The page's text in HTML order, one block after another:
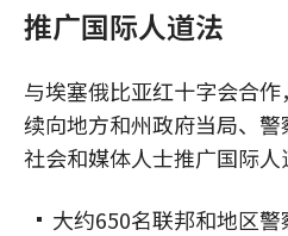
推广国际人道法
与埃塞俄比亚红十字会合
续向地方和州政府当局、
社会和媒体人士推广国际人
大约650名联邦和地区